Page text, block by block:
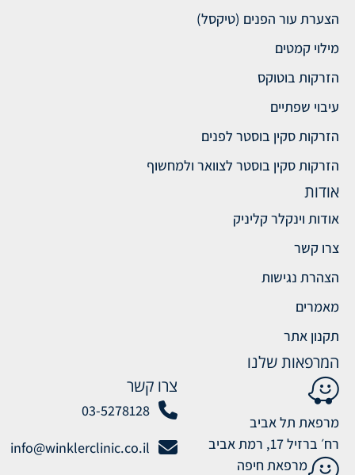
הצערת עור הפנים (טיקסל)
מילוי קמטים
הזרקות בוטוקס
עיבוי שפתיים
הזרקות סקין בוסטר לפנים
הזרקות סקין בוסטר לצוואר ולמחשוף
אודות
אודות וינקלר קליניק
צרו קשר
הצהרת נגישות
מאמרים
תקנון אתר
המרפאות שלנו
מרפאת תל אביב
רח׳ ברזיל 17, רמת אביב
מרפאת חיפה
צרו קשר
03-5278128
info@winklerclinic.co.il